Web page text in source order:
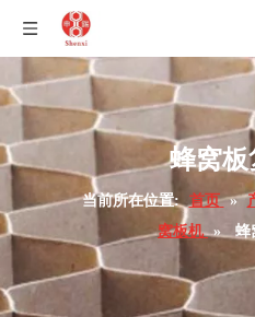
蜂窝板
当前所在位置: 首页 »
窝板机 » 蜂
高速纸蜂窝板复合机